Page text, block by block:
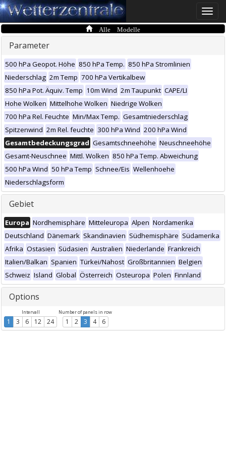
Toggle
Alle Modelle
Parameter
500 hPa Geopot. Höhe 850 hPa Temp. 850 hPa Stromlinien
Niederschlag 2m Temp 700 hPa Vertikalbew
850 hPa Pot. Äquiv. Temp 10m Wind 2m Taupunkt CAPE/LI
Hohe Wolken Mittelhohe Wolken Niedrige Wolken
700 hPa Rel. Feuchte Min/Max Temp. Gesamtniederschlag
Spitzenwind 2m Rel. feuchte 300 hPa Wind 200 hPa Wind
Gesamtbedeckungsgrad Gesamtschneehöhe Neuschneehöhe
Gesamt-Neuschnee Mittl. Wolken 850 hPa Temp. Abweichung
500 hPa Wind 50 hPa Temp Schnee/Eis Wellenhoehe
Niederschlagsform
Gebiet
Europa Nordhemisphäre Mitteleuropa Alpen Nordamerika
Deutschland Dänemark Skandinavien Südhemisphäre Südamerika
Afrika Ostasien Südasien Australien Niederlande Frankreich
Italien/Balkan Spanien Türkei/Nahost Großbritannien Belgien
Schweiz Island Global Österreich Osteuropa Polen Finnland
Options
Intervall
1 3 6 12 24
Number of panels in row
1 2 3 4 6